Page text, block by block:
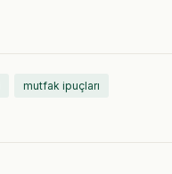
mutfak ipuçları